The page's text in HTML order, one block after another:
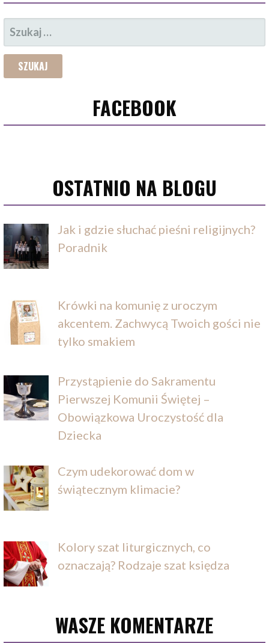
SZUKAJ:
FACEBOOK
OSTATNIO NA BLOGU
Jak i gdzie słuchać pieśni religijnych?
Poradnik
Krówki na komunię z uroczym
akcentem. Zachwycą Twoich gości nie
tylko smakiem
Przystąpienie do Sakramentu
Pierwszej Komunii Świętej –
Obowiązkowa Uroczystość dla
Dziecka
Czym udekorować dom w
świątecznym klimacie?
Kolory szat liturgicznych, co
oznaczają? Rodzaje szat księdza
WASZE KOMENTARZE